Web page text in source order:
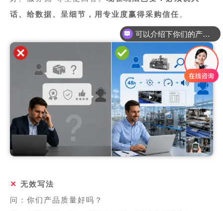
话、给数据、呈细节，用专业度赢得采购信任 。
✕ 无效写法
问：你们产品质量好吗？
可以介绍下你们的产品么
你们是怎么收费的呢